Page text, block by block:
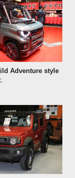
Adventure style